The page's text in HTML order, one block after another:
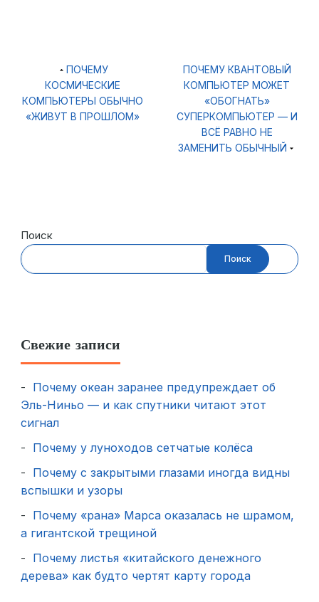
записям
ПОЧЕМУ
КОСМИЧЕСКИЕ
КОМПЬЮТЕРЫ ОБЫЧНО
«ЖИВУТ В ПРОШЛОМ»
ПОЧЕМУ КВАНТОВЫЙ
КОМПЬЮТЕР МОЖЕТ
«ОБОГНАТЬ»
СУПЕРКОМПЬЮТЕР — И
ВСЁ РАВНО НЕ
ЗАМЕНИТЬ ОБЫЧНЫЙ
Поиск
Поиск
Свежие записи
Почему океан заранее предупреждает об
Эль-Ниньо — и как спутники читают этот
сигнал
Почему у луноходов сетчатые колёса
Почему с закрытыми глазами иногда видны
вспышки и узоры
Почему «рана» Марса оказалась не шрамом,
а гигантской трещиной
Почему листья «китайского денежного
дерева» как будто чертят карту города